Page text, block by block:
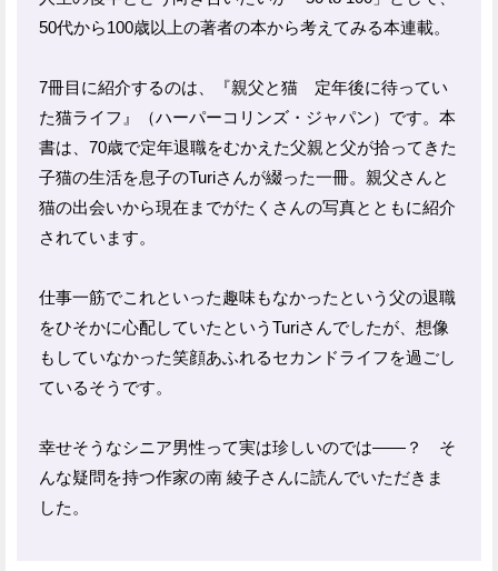
ア ア
る
50代から100歳以上の著者の本から考えてみる本連載。
7冊目に紹介するのは、『親父と猫 定年後に待ってい
た猫ライフ』（ハーパーコリンズ・ジャパン）です。本
書は、70歳で定年退職をむかえた父親と父が拾ってきた
子猫の生活を息子のTuriさんが綴った一冊。親父さんと
猫の出会いから現在までがたくさんの写真とともに紹介
されています。
仕事一筋でこれといった趣味もなかったという父の退職
をひそかに心配していたというTuriさんでしたが、想像
もしていなかった笑顔あふれるセカンドライフを過ごし
ているそうです。
幸せそうなシニア男性って実は珍しいのでは——？ そ
んな疑問を持つ作家の南 綾子さんに読んでいただきま
した。